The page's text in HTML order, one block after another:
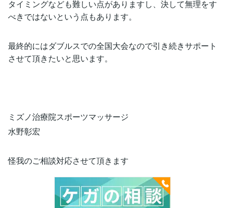
タイミングなども難しい点がありますし、決して無理をす
べきではないという点もあります。
最終的にはダブルスでの全国大会なので引き続きサポート
させて頂きたいと思います。
ミズノ治療院スポーツマッサージ
水野彰宏
怪我のご相談対応させて頂きます